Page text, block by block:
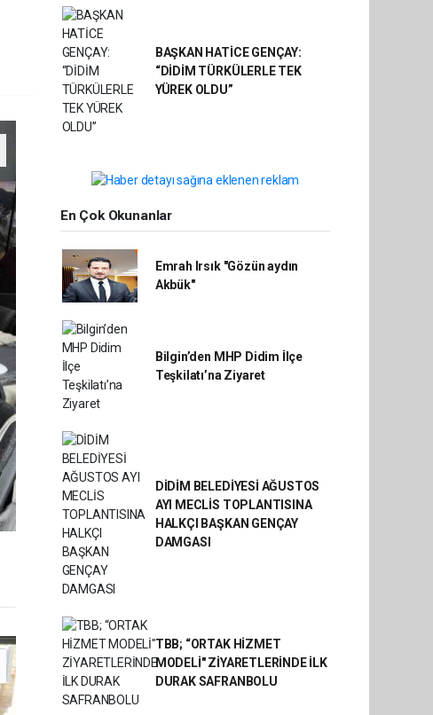
BAŞKAN HATİCE GENÇAY:
“DİDİM TÜRKÜLERLE TEK
YÜREK OLDU”
En Çok Okunanlar
Emrah Irsık "Gözün aydın
Akbük"
Bilgin’den MHP Didim İlçe
Teşkilatı’na Ziyaret
DİDİM BELEDİYESİ AĞUSTOS
AYI MECLİS TOPLANTISINA
HALKÇI BAŞKAN GENÇAY
DAMGASI
TBB; “ORTAK HİZMET
MODELİ" ZİYARETLERİNDE İLK
DURAK SAFRANBOLU